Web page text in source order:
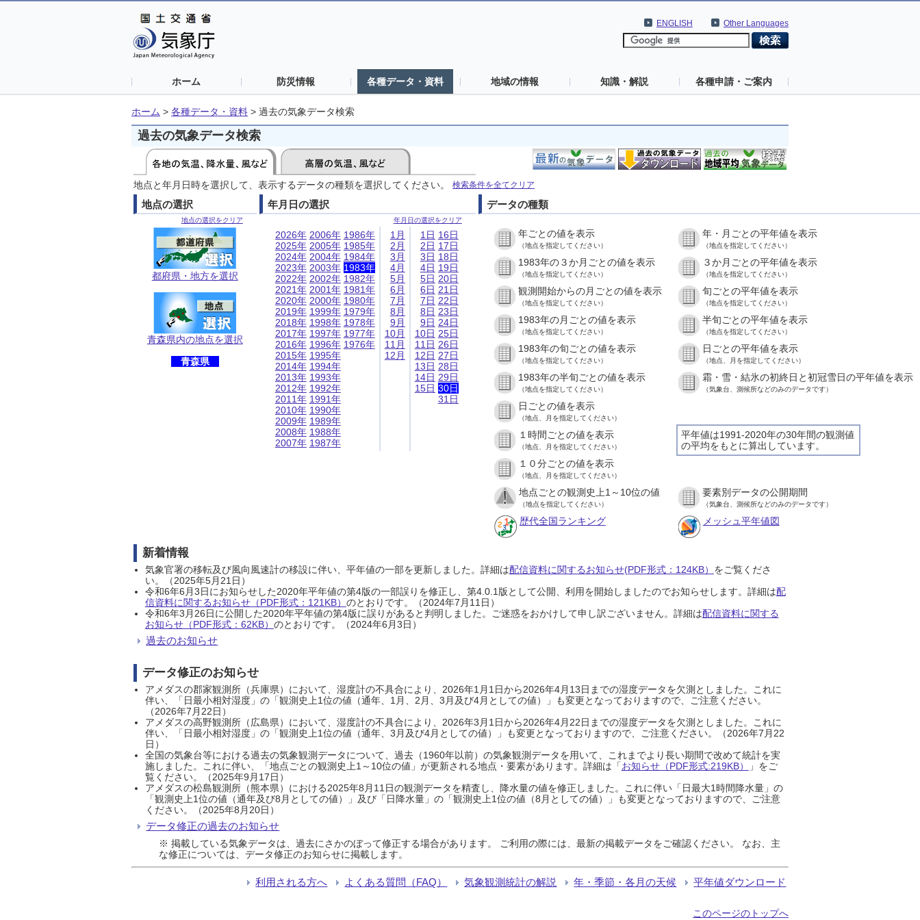
Other Languages
ENGLISH
ホーム 防災情報 各種データ・資料 地域の情報 知識・解説 各種申請・ご案内
ホーム > 各種データ・資料 > 過去の気象データ検索
過去の気象データ検索
地点と年月日時を選択して、表示するデータの種類を選択してください。 検索条件を全てクリア
地点の選択
地点の選択をクリア
都府県・地方を選択
青森県内の地点を選択
青森県
年月日の選択
年月日の選択をクリア
2026年
2025年
2024年
2023年
2022年
2021年
2020年
2019年
2018年
2017年
2016年
2015年
2014年
2013年
2012年
2011年
2010年
2009年
2008年
2007年
2006年
2005年
2004年
2003年
2002年
2001年
2000年
1999年
1998年
1997年
1996年
1995年
1994年
1993年
1992年
1991年
1990年
1989年
1988年
1987年
1986年
1985年
1984年
1983年
1982年
1981年
1980年
1979年
1978年
1977年
1976年
1月
2月
3月
4月
5月
6月
7月
8月
9月
10月
11月
12月
1日
2日
3日
4日
5日
6日
7日
8日
9日
10日
11日
12日
13日
14日
15日
16日
17日
18日
19日
20日
21日
22日
23日
24日
25日
26日
27日
28日
29日
30日
31日
データの種類
年ごとの値を表示
（地点を指定してください）
年・月ごとの平年値を表示
（地点を指定してください）
1983年の３か月ごとの値を表示
（地点を指定してください）
３か月ごとの平年値を表示
（地点を指定してください）
観測開始からの月ごとの値を表示
（地点を指定してください）
旬ごとの平年値を表示
（地点を指定してください）
1983年の月ごとの値を表示
（地点を指定してください）
半旬ごとの平年値を表示
（地点を指定してください）
1983年の旬ごとの値を表示
（地点を指定してください）
日ごとの平年値を表示
（地点、月を指定してください）
1983年の半旬ごとの値を表示
（地点を指定してください）
霜・雪・結氷の初終日と初冠雪日の平年値を表示
（気象台、測候所などのみのデータです）
日ごとの値を表示
（地点、月を指定してください）
平年値は1991-2020年の30年間の観測値
の平均をもとに算出しています。
１時間ごとの値を表示
（地点、月を指定してください）
１０分ごとの値を表示
（地点、月を指定してください）
地点ごとの観測史上1～10位の値
（地点を指定してください）
要素別データの公開期間
（気象台、測候所などのみのデータです）
歴代全国ランキング メッシュ平年値図
新着情報
気象官署の移転及び風向風速計の移設に伴い、平年値の一部を更新しました。詳細は配信資料に関するお知らせ(PDF形式：124KB） をご覧くださ
い。（2025年5月21日）
令和6年6月3日にお知らせした2020年平年値の第4版の一部誤りを修正し、第4.0.1版として公開、利用を開始しましたのでお知らせします。詳細は配
信資料に関するお知らせ（PDF形式：121KB） のとおりです。（2024年7月11日）
令和6年3月26日に公開した2020年平年値の第4版に誤りがあると判明しました。ご迷惑をおかけして申し訳ございません。詳細は配信資料に関する
お知らせ（PDF形式：62KB） のとおりです。（2024年6月3日）
過去のお知らせ
データ修正のお知らせ
アメダスの郡家観測所（兵庫県）において、湿度計の不具合により、2026年1月1日から2026年4月13日までの湿度データを欠測としました。これに
伴い、「日最小相対湿度」の「観測史上1位の値（通年、1月、2月、3月及び4月としての値）」も変更となっておりますので、ご注意ください。
（2026年7月22日）
アメダスの高野観測所（広島県）において、湿度計の不具合により、2026年3月1日から2026年4月22日までの湿度データを欠測としました。これに
伴い、「日最小相対湿度」の「観測史上1位の値（通年、3月及び4月としての値）」も変更となっておりますので、ご注意ください。（2026年7月22
日）
全国の気象台等における過去の気象観測データについて、過去（1960年以前）の気象観測データを用いて、これまでより長い期間で改めて統計を実
施しました。これに伴い、「地点ごとの観測史上1～10位の値」が更新される地点・要素があります。詳細は「お知らせ（PDF形式:219KB）
」をご
覧ください。（2025年9月17日）
アメダスの松島観測所（熊本県）における2025年8月11日の観測データを精査し、降水量の値を修正しました。これに伴い「日最大1時間降水量」の
「観測史上1位の値（通年及び8月としての値）」及び「日降水量」の「観測史上1位の値（8月としての値）」も変更となっておりますので、ご注意
ください。（2025年8月20日）
データ修正の過去のお知らせ
※ 掲載している気象データは、過去にさかのぼって修正する場合があります。 ご利用の際には、最新の掲載データをご確認ください。 なお、主
な修正については、データ修正のお知らせに掲載します。
利用される方へ よくある質問（FAQ） 気象観測統計の解説 年・季節・各月の天候 平年値ダウンロード
このページのトップへ